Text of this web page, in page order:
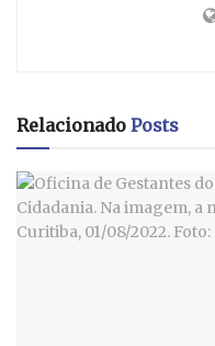
Relacionado Posts